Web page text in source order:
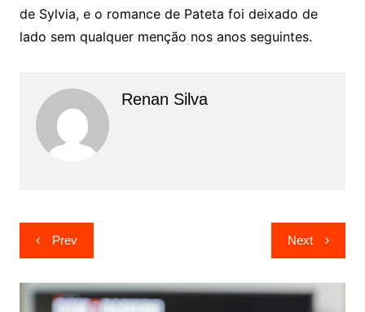
de Sylvia, e o romance de Pateta foi deixado de
lado sem qualquer menção nos anos seguintes.
Renan Silva
Navegação
de
artigos
Prev Next